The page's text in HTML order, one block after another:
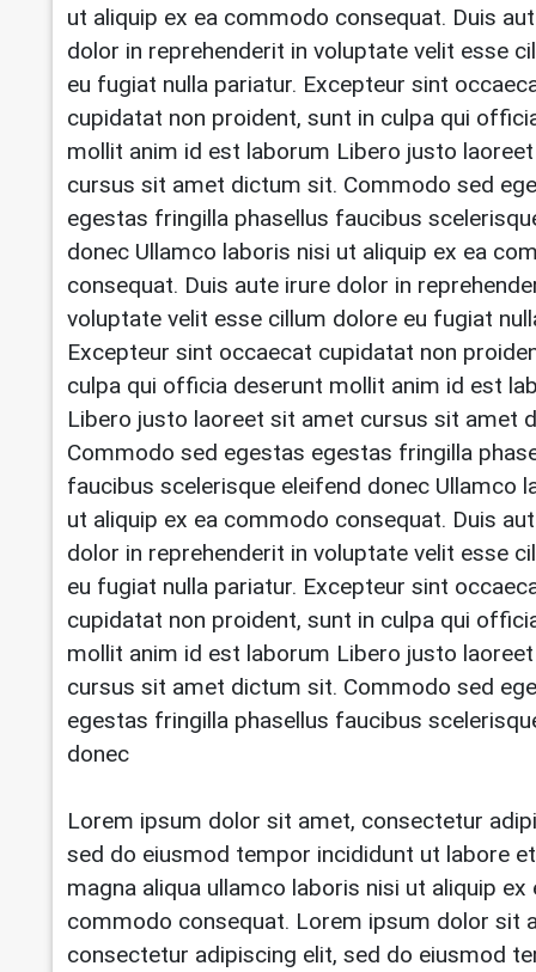
ut aliquip ex ea commodo consequat. Duis
dolor in reprehenderit in voluptate velit esse
eu fugiat nulla pariatur. Excepteur sint
cupidatat non proident, sunt in culpa qui
mollit anim id est laborum Libero justo
cursus sit amet dictum sit. Commodo sed
egestas fringilla phasellus faucibus
donec Ullamco laboris nisi ut aliquip ex ea
consequat. Duis aute irure dolor in
voluptate velit esse cillum dolore eu fugiat
Excepteur sint occaecat cupidatat non
culpa qui officia deserunt mollit anim id est
Libero justo laoreet sit amet cursus sit amet
Commodo sed egestas egestas fringilla
faucibus scelerisque eleifend donec Ullamco
ut aliquip ex ea commodo consequat. Duis
dolor in reprehenderit in voluptate velit esse
eu fugiat nulla pariatur. Excepteur sint
cupidatat non proident, sunt in culpa qui
mollit anim id est laborum Libero justo
cursus sit amet dictum sit. Commodo sed
egestas fringilla phasellus faucibus
donec
Lorem ipsum dolor sit amet, consectetur
sed do eiusmod tempor incididunt ut labore
magna aliqua ullamco laboris nisi ut aliquip ex
commodo consequat. Lorem ipsum dolor sit
consectetur adipiscing elit, sed do eiusmod